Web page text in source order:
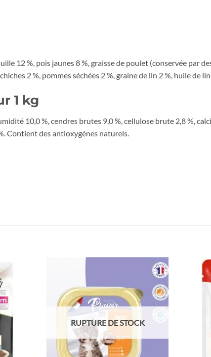
12 %, pois jaunes 8 %, graisse de poulet (conservée par
2 %, pommes séchées 2 %, graine de lin 2 %, huile de
1 kg
10,0 %, cendres brutes 9,0 %, cellulose brute 2,8 %,
Contient des antioxygènes naturels.
souhaits
Ajouter
à la liste
de
souhaits
RUPTURE DE STOCK